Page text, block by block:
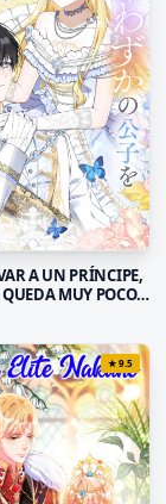
A UN PRÍNCIPE,
QUEDA MUY POCO
★9.5